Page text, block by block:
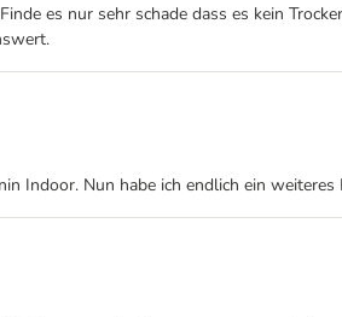
es nur sehr schade dass es kein
Indoor. Nun habe ich endlich ein